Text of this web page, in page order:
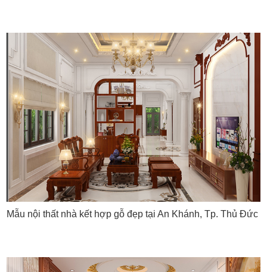
Các câu hỏi thường gặp về thiết kế
nội thất biệt thự gỗ tự nhiên
Gỗ tự nhiên có những đặc điểm nổi bật nào
trong thiết kế nội thất biệt thự?
–Đáp án: Gỗ tự nhiên mang lại vẻ đẹp, đẳng cấp và tính
cá nhân cho không gian sống. Nó còn đem lại sự gần gũi
và thoải mái trong không gian sống.
Phong cách thiết kế nào phù hợp với gỗ tự
nhiên trong biệt thự?
– Đáp án: Gỗ tự nhiên phù hợp với cả phong cách hiện đại
và cổ điển. Với phong cách hiện đại, gỗ tự nhiên được sử
dụng để tạo nên không gian sống sang trọng và tiện nghi.
Mẫu nội thất nhà kết hợp gỗ đẹp tại An Khánh, Tp. Thủ Đức